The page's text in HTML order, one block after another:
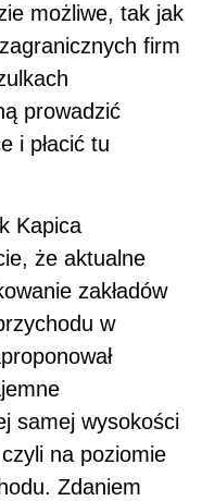
możliwe, tak jak
firm
prowadzić
i płacić tu
Kapica
że aktualne
zakładów
w
samej wysokości
na poziomie
Zdaniem